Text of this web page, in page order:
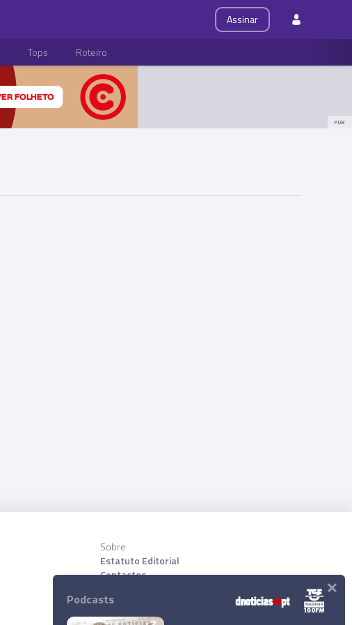
Assinar
Tops Roteiro
PUB
Sobre
Estatuto Editorial
Contactos
Download App
Podcasts ×